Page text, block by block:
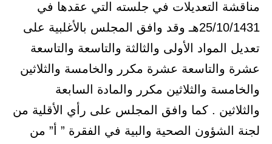
مناقشة التعديلات في جلسته التي عقدها في
25/10/1431هـ وقد وافق المجلس بالأغلبية على
تعديل المواد الأولى والثالثة والتاسعة والتاسعة
عشرة والتاسعة عشرة مكرر والخامسة والثلاثين
والخامسة والثلاثين مكرر والمادة السابعة
والثلاثين . كما وافق المجلس على رأي الأقلية من
لجنة الشؤون الصحية والبية في الفقرة ” أ” من